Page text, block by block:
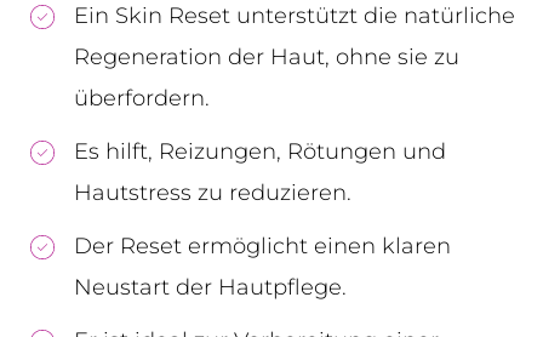
Ein Skin Reset unterstützt die natürliche
Regeneration der Haut, ohne sie zu
überfordern.
Es hilft, Reizungen, Rötungen und
Hautstress zu reduzieren.
Der Reset ermöglicht einen klaren
Neustart der Hautpflege.